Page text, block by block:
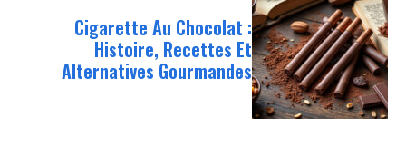
Cigarette Au Chocolat :
Histoire, Recettes Et
Alternatives Gourmandes